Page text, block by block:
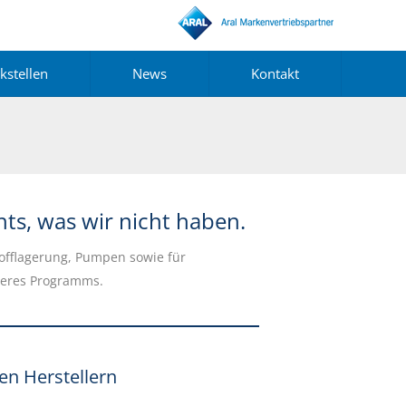
News Kontakt
was wir nicht haben.
Pumpen sowie für
Programms.
Herstellern